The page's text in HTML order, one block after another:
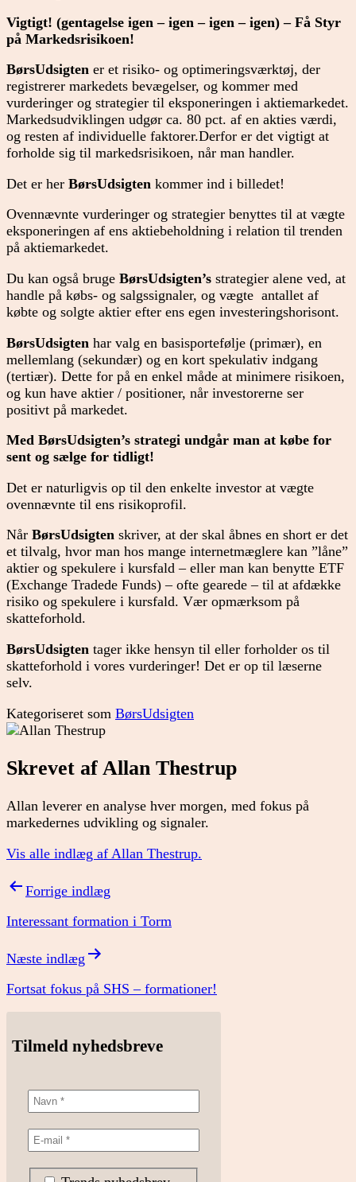
Vigtigt! (gentagelse igen – igen – igen – igen) – Få Styr
på Markedsrisikoen!
BørsUdsigten er et risiko- og optimeringsværktøj, der
registrerer markedets bevægelser, og kommer med
vurderinger og strategier til eksponeringen i aktiemarkedet.
Markedsudviklingen udgør ca. 80 pct. af en akties værdi,
og resten af individuelle faktorer.Derfor er det vigtigt at
forholde sig til markedsrisikoen, når man handler.
Det er her BørsUdsigten kommer ind i billedet!
Ovennævnte vurderinger og strategier benyttes til at vægte
eksponeringen af ens aktiebeholdning i relation til trenden
på aktiemarkedet.
Du kan også bruge BørsUdsigten’s strategier alene ved, at
handle på købs- og salgssignaler, og vægte antallet af
købte og solgte aktier efter ens egen investeringshorisont.
BørsUdsigten har valg en basisportefølje (primær), en
mellemlang (sekundær) og en kort spekulativ indgang
(tertiær). Dette for på en enkel måde at minimere risikoen,
og kun have aktier / positioner, når investorerne ser
positivt på markedet.
Med BørsUdsigten’s strategi undgår man at købe for
sent og sælge for tidligt!
Det er naturligvis op til den enkelte investor at vægte
ovennævnte til ens risikoprofil.
Når BørsUdsigten skriver, at der skal åbnes en short er det
et tilvalg, hvor man hos mange internetmæglere kan ”låne”
aktier og spekulere i kursfald – eller man kan benytte ETF
(Exchange Tradede Funds) – ofte gearede – til at afdække
risiko og spekulere i kursfald. Vær opmærksom på
skatteforhold.
BørsUdsigten tager ikke hensyn til eller forholder os til
skatteforhold i vores vurderinger! Det er op til læserne
selv.
Kategoriseret som BørsUdsigten
Skrevet af Allan Thestrup
Allan leverer en analyse hver morgen, med fokus på
markedernes udvikling og signaler.
Vis alle indlæg af Allan Thestrup.
Indlægsnavigation
Forrige indlæg
Interessant formation i Torm
Næste indlæg
Fortsat fokus på SHS – formationer!
Tilmeld nyhedsbreve